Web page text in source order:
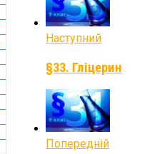
Наступний
§33. Гліцерин
Попередній